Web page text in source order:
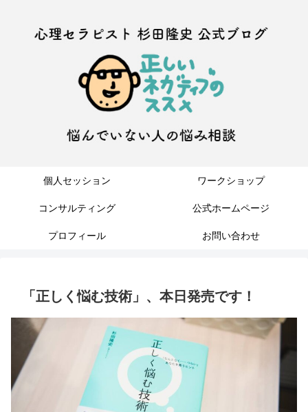
個人セッション ワークショップ
コンサルティング 公式ホームページ
プロフィール お問い合わせ
「正しく悩む技術」、本日発売です！